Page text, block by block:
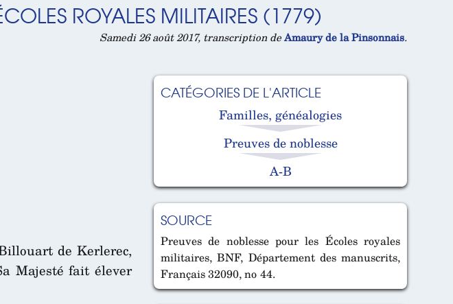
ROYALES MILITAIRES (1779)
Samedi 26 août 2017, transcription deAmaury de la Pinsonnais.
CATÉGORIES DE L'ARTICLE
Familles, généalogies
Preuves de noblesse
A-B
SOURCE
Preuves de noblesse pour les Écoles royales
militaires, BNF, Département des manuscrits,
Français 32090, no 44.
de Kerlerec,
Majesté fait élever